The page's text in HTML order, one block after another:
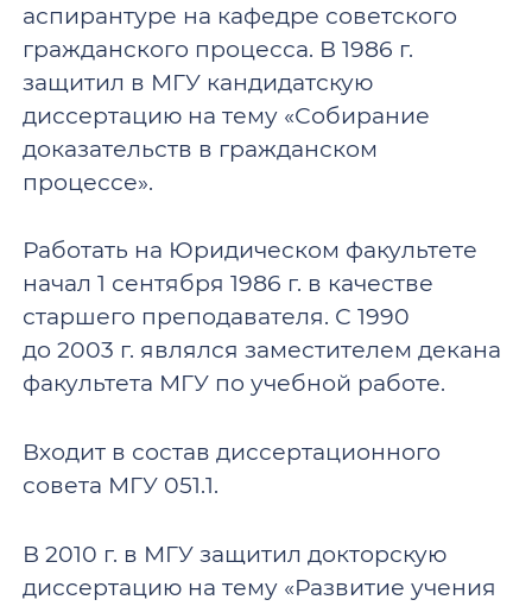
аспирантуре на кафедре советского
гражданского процесса. В 1986 г.
защитил в МГУ кандидатскую
диссертацию на тему «Собирание
доказательств в гражданском
процессе».
Работать на Юридическом факультете
начал 1 сентября 1986 г. в качестве
старшего преподавателя. С 1990
до 2003 г. являлся заместителем декана
факультета МГУ по учебной работе.
Входит в состав диссертационного
совета МГУ 051.1.
В 2010 г. в МГУ защитил докторскую
диссертацию на тему «Развитие учения